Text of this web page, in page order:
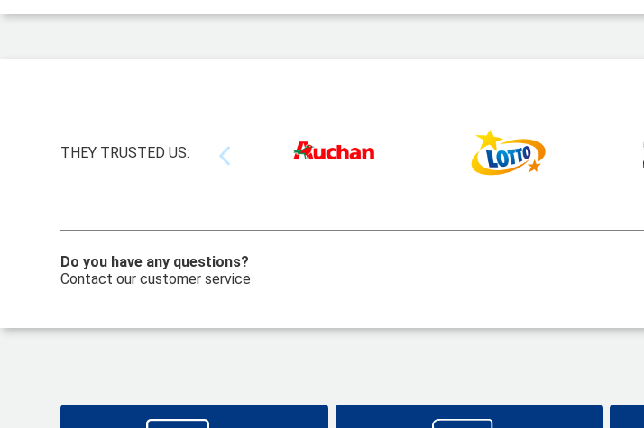
THEY TRUSTED US:
Do you have any questions?
Contact our customer service